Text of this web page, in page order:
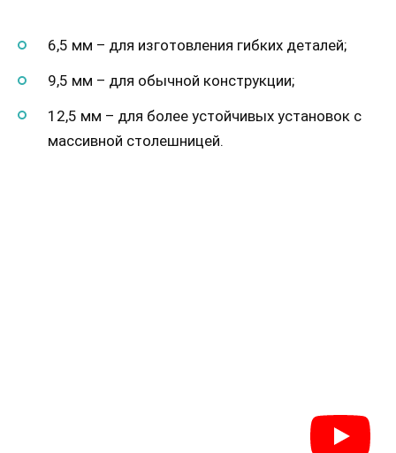
6,5 мм – для изготовления гибких деталей;
9,5 мм – для обычной конструкции;
12,5 мм – для более устойчивых установок с
массивной столешницей.